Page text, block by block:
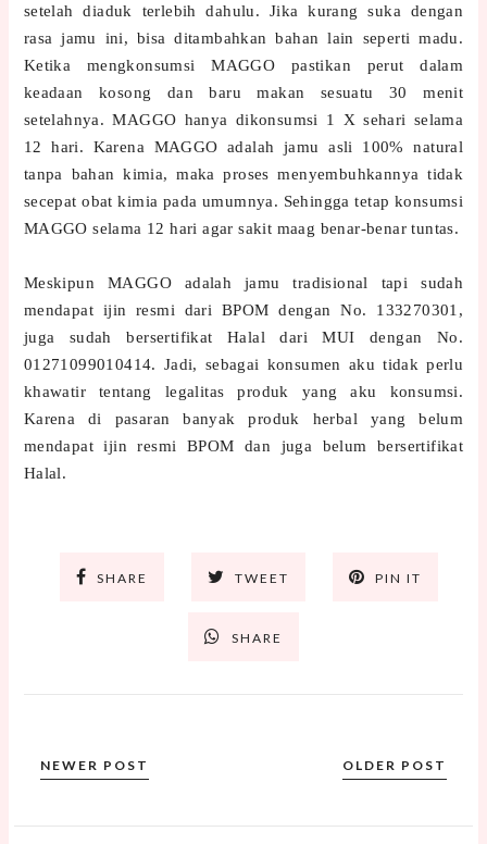
setelah diaduk terlebih dahulu. Jika kurang suka dengan
rasa jamu ini, bisa ditambahkan bahan lain seperti madu.
Ketika mengkonsumsi MAGGO pastikan perut dalam
keadaan kosong dan baru makan sesuatu 30 menit
setelahnya. MAGGO hanya dikonsumsi 1 X sehari selama
12 hari. Karena MAGGO adalah jamu asli 100% natural
tanpa bahan kimia, maka proses menyembuhkannya tidak
secepat obat kimia pada umumnya. Sehingga tetap konsumsi
MAGGO selama 12 hari agar sakit maag benar-benar tuntas.
Meskipun MAGGO adalah jamu tradisional tapi sudah
mendapat ijin resmi dari BPOM dengan No. 133270301,
juga sudah bersertifikat Halal dari MUI dengan No.
01271099010414. Jadi, sebagai konsumen aku tidak perlu
khawatir tentang legalitas produk yang aku konsumsi.
Karena di pasaran banyak produk herbal yang belum
mendapat ijin resmi BPOM dan juga belum bersertifikat
Halal.
SHARE TWEET PIN IT
SHARE
NEWER POST OLDER POST